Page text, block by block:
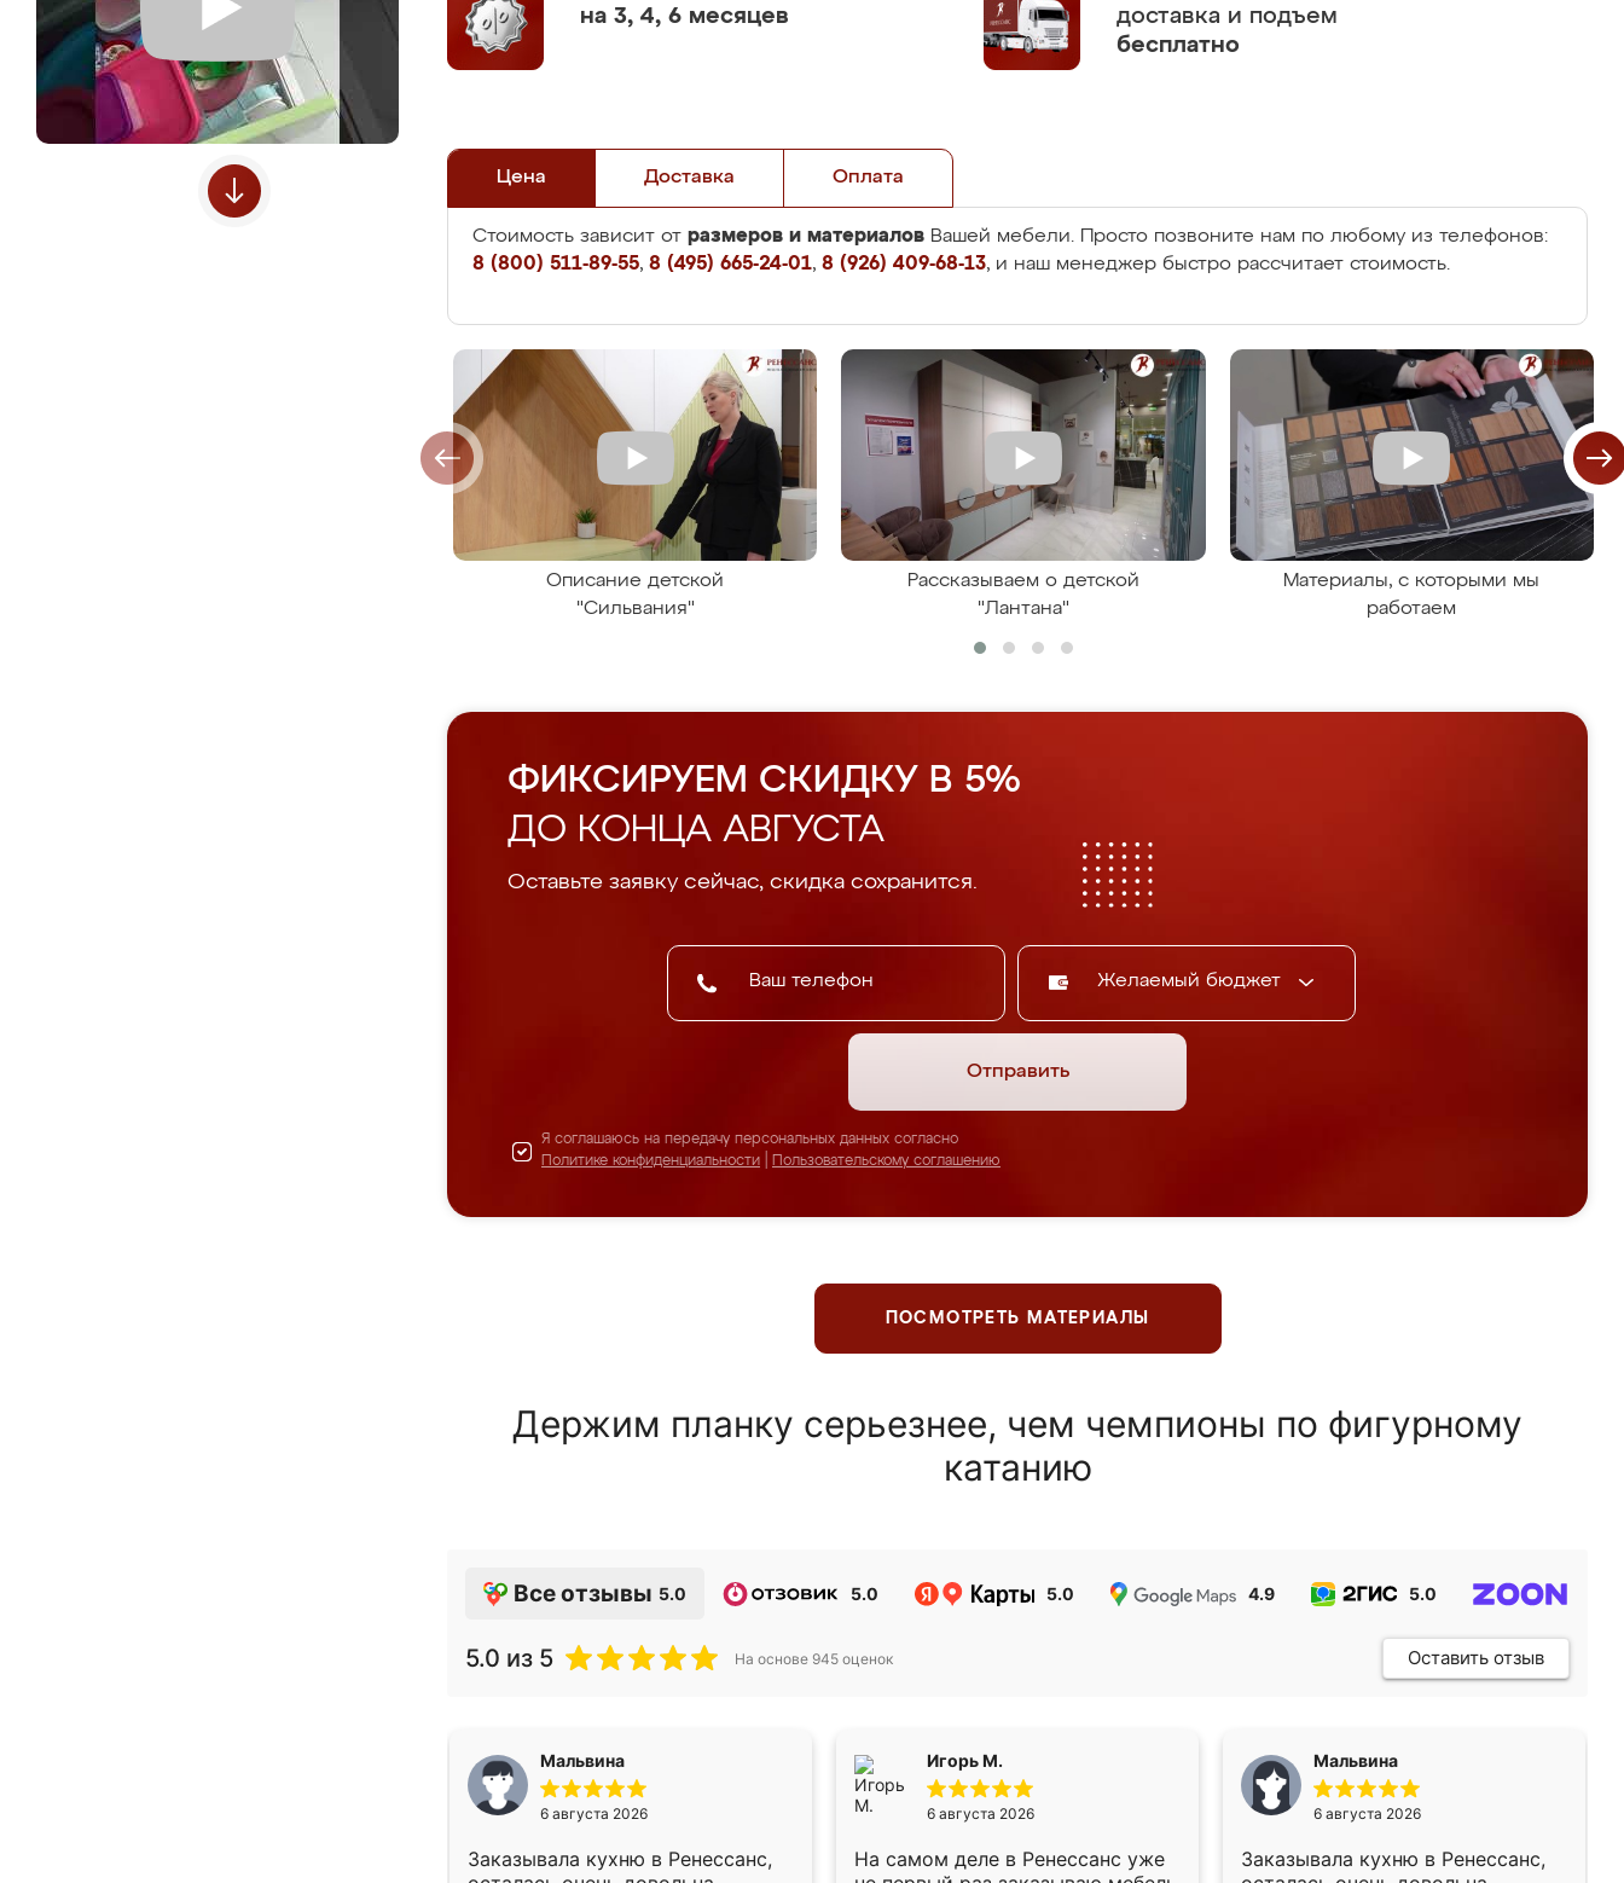
на 3, 4, 6 месяцев
доставка и подъем
бесплатно
Цена Доставка Оплата
Стоимость зависит от размеров и материалов Вашей мебели. Просто позвоните нам по любому из телефонов:
8 (800) 511-89-55, 8 (495) 665-24-01, 8 (926) 409-68-13, и наш менеджер быстро рассчитает стоимость.
Описание детской
"Сильвания"
Рассказываем о детской
"Лантана"
Материалы, с которыми мы
работаем
ФИКСИРУЕМ СКИДКУ В 5%
ДО КОНЦА АВГУСТА
Оставьте заявку сейчас, скидка сохранится.
Желаемый бюджет
Отправить
Я соглашаюсь на передачу персональных данных согласно
Политике конфиденциальности
Пользовательскому соглашению
ПОСМОТРЕТЬ МАТЕРИАЛЫ
Держим планку серьезнее, чем чемпионы по фигурному
катанию
Все отзывы 5.0 5.0 5.0 4.9 5.0
5.0 из 5 На основе 945 оценок Оставить отзыв
Мальвина
6 августа 2026
Заказывала кухню в Ренессанс,
Игорь М.
6 августа 2026
На самом деле в Ренессанс уже
Мальвина
6 августа 2026
Заказывала кухню в Ренессанс,